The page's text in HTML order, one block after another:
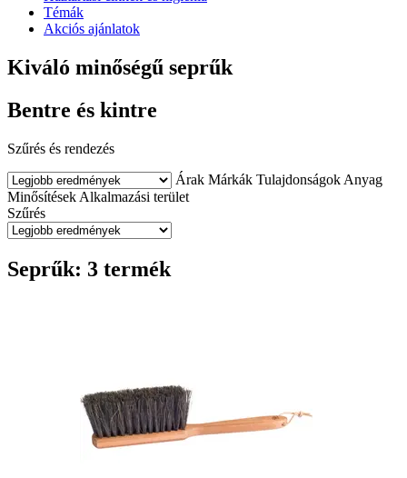
Témák
Akciós ajánlatok
Kiváló minőségű seprűk
Bentre és kintre
Szűrés és rendezés
Árak Márkák Tulajdonságok Anyag
Minősítések Alkalmazási terület
Szűrés
Seprűk: 3 termék